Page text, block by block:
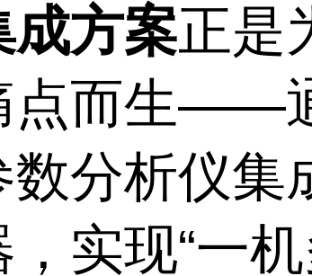
成方案正是
点而生——
数分析仪集
实现“一